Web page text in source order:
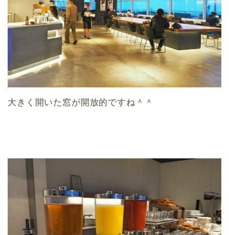
大きく開いた窓が開放的ですね＾＾